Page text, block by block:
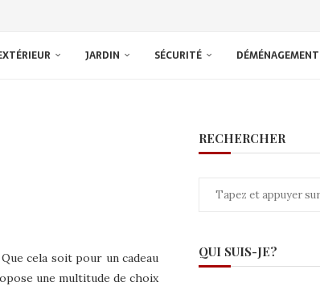
JARDIN SÉCURITÉ DÉMÉNAGEMENT
cela soit pour un cadeau
une multitude de choix
RECHERCHER
QUI SUIS-JE?